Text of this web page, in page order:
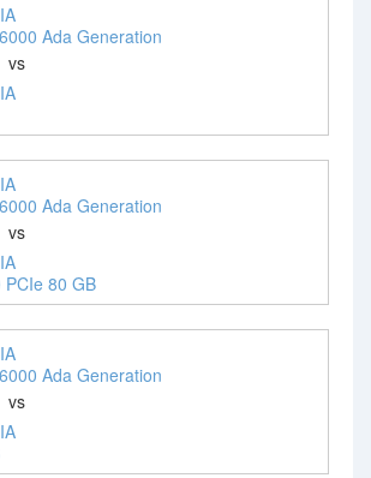
Ada Generation
vs
Ada Generation
vs
PCIe 80 GB
Ada Generation
vs